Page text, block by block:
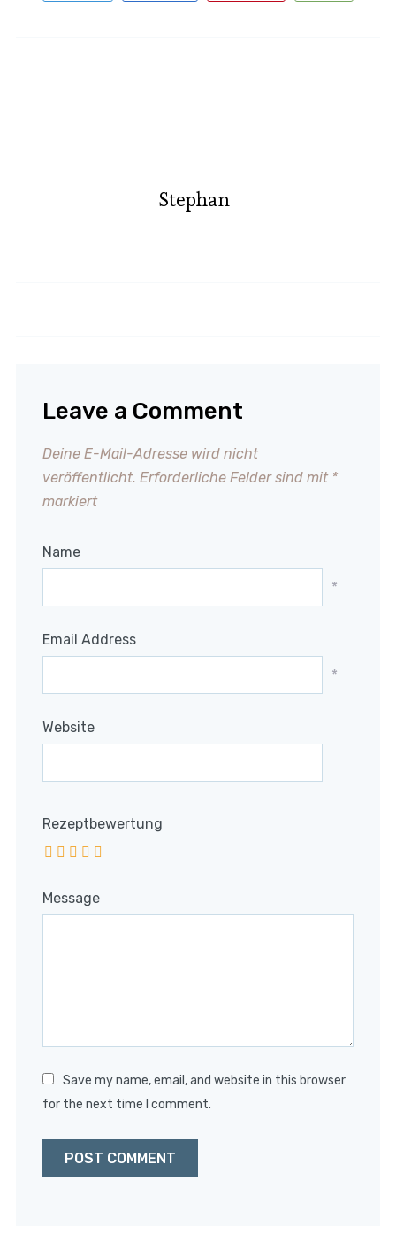
Stephan
Leave a Comment
Deine E-Mail-Adresse wird nicht
veröffentlicht. Erforderliche Felder sind mit *
markiert
Name
*
Email Address
*
Website
Rezeptbewertung
Message
Save my name, email, and website in this browser
for the next time I comment.